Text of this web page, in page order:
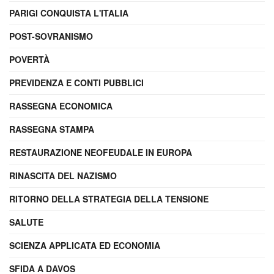
PARIGI CONQUISTA L'ITALIA
POST-SOVRANISMO
POVERTÀ
PREVIDENZA E CONTI PUBBLICI
RASSEGNA ECONOMICA
RASSEGNA STAMPA
RESTAURAZIONE NEOFEUDALE IN EUROPA
RINASCITA DEL NAZISMO
RITORNO DELLA STRATEGIA DELLA TENSIONE
SALUTE
SCIENZA APPLICATA ED ECONOMIA
SFIDA A DAVOS